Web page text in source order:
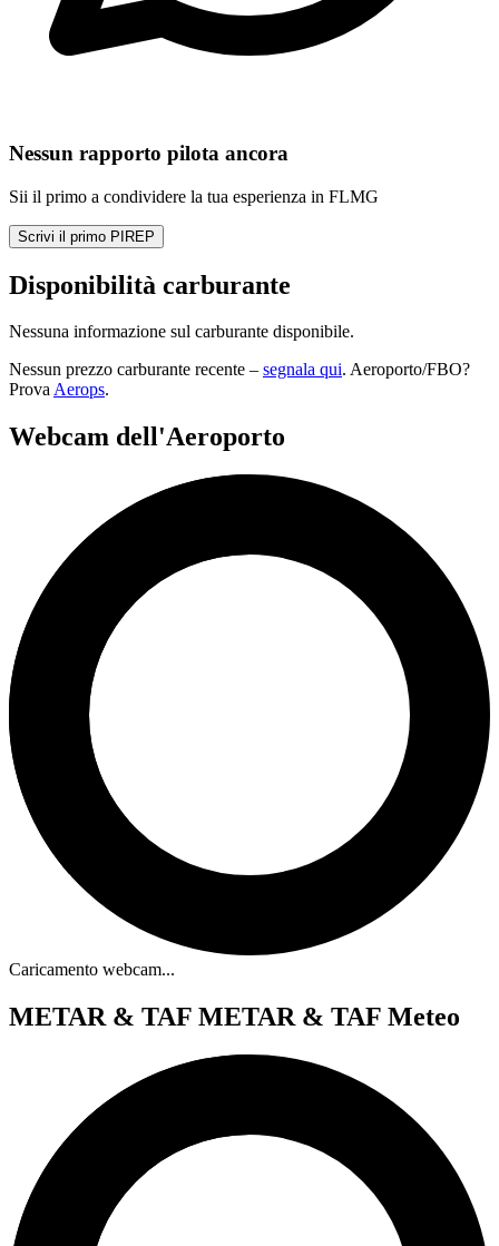
Nessun rapporto pilota ancora
Sii il primo a condividere la tua esperienza in FLMG
Scrivi il primo PIREP
Disponibilità carburante
Nessuna informazione sul carburante disponibile.
Nessun prezzo carburante recente – segnala qui. Aeroporto/FBO?
ProvaAerops.
Webcam dell'Aeroporto
Caricamento webcam...
METAR & TAF METAR & TAF Meteo